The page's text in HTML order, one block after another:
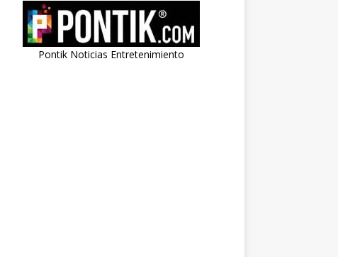
Pontik Noticias Entretenimiento